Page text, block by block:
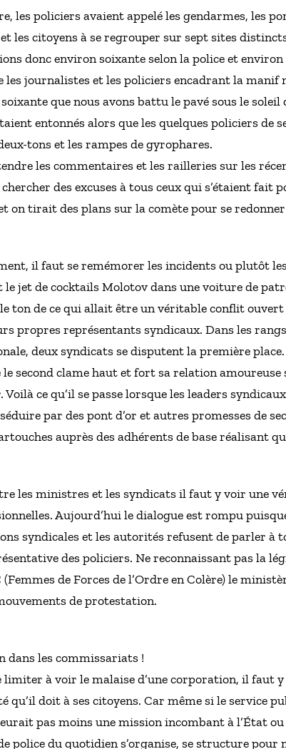
les policiers avaient appelé les gendarmes, les
les citoyens à se regrouper sur sept sites
donc environ soixante selon la police et
les journalistes et les policiers encadrant la manif
que nous avons battu le pavé sous le soleil
entonnés alors que les quelques policiers de
tons et les rampes de gyrophares.
les commentaires et les railleries sur les
des excuses à tous ceux qui s’étaient fait
on tirait des plans sur la comète pour se
il faut se remémorer les incidents ou plutôt
jet de cocktails Molotov dans une voiture de
ton de ce qui allait être un véritable conflit ouvert
propres représentants syndicaux. Dans les
deux syndicats se disputent la première place.
second clame haut et fort sa relation amoureuse
ce qu’il se passe lorsque les leaders
par des pont d’or et autres promesses de
auprès des adhérents de base réalisant
les ministres et les syndicats il faut y voir une
Aujourd’hui le dialogue est rompu
syndicales et les autorités refusent de parler à
des policiers. Ne reconnaissant pas la
de Forces de l’Ordre en Colère) le
de protestation.
dans les commissariats !
à voir le malaise d’une corporation, il faut y
doit à ses citoyens. Car même si le service
pas moins une mission incombant à l’État ou
police du quotidien s’organise, se structure pour